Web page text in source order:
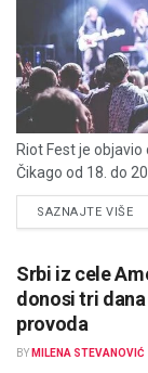
Riot Fest je
Čikago od 18. do
SAZNAJTE VIŠE
Srbi iz cele
donosi tri
provoda
BY MILENA STEVANOVIĆ